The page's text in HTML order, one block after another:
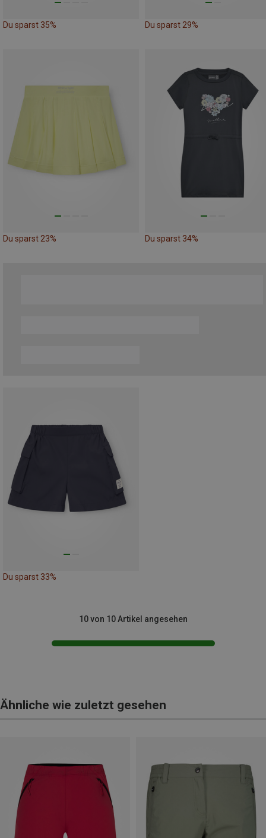
Du sparst 35% Du sparst 29%
Du sparst 23% Du sparst 34%
Du sparst 33%
10 von 10 Artikel angesehen
Ähnliche wie zuletzt gesehen